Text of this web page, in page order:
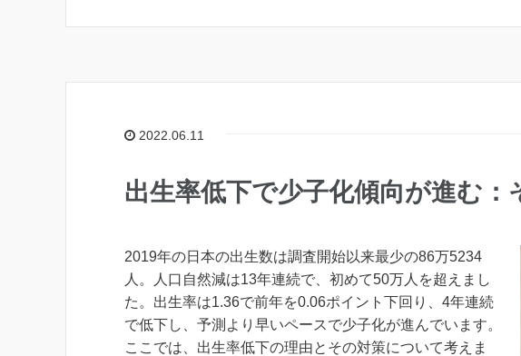
2022.06.11
出生率低下で少子化傾向が進む：
2019年の日本の出生数は調査開始以来最少の86万5234
人。人口自然減は13年連続で、初めて50万人を超えまし
た。出生率は1.36で前年を0.06ポイント下回り、4年連続
で低下し、予測より早いペースで少子化が進んでいます。
ここでは、出生率低下の理由とその対策について考えま